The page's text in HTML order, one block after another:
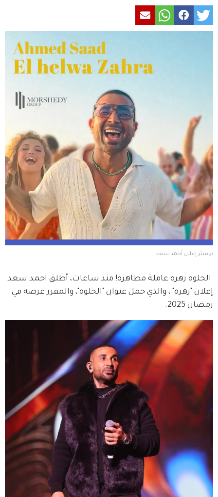
بوستر إعلان أحمد سعد
الحلوة زهرة عاملة مظاهرة! منذ ساعات، أطلق احمد سعد
إعلان "زهرة" ، والذي حمل عنوان "الحلوة"، والمقرر عرضه في
رمضان 2025.